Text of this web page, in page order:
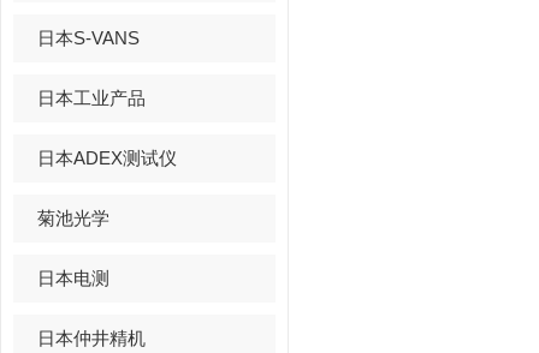
日本S-VANS
日本工业产品
日本ADEX测试仪
菊池光学
日本电测
日本仲井精机